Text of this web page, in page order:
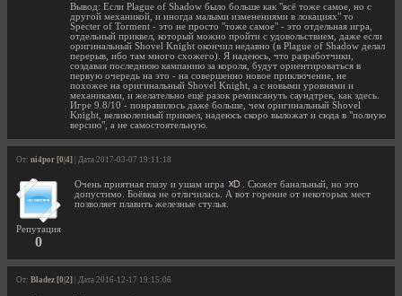
Вывод: Если Plague of Shadow было больше как "всё тоже самое, но с
другой механикой, и иногда малыми изменениями в локациях" то
Specter of Torment - это не просто "тоже самое" - это отдельная игра,
отдельный приквел, который можно пройти с удовольствием, даже если
оригинальный Shovel Knight окончил недавно (в Plague of Shadow делал
перерыв, ибо там много схожего). Я надеюсь, что разработчики,
создавая последнюю кампанию за короля, будут ориентироваться в
первую очередь на это - на совершенно новое приключение, не
похожее на оригинальный Shovel Knight, а с новыми уровнями и
механиками, и желательно ещё разок ремиксануть саундтрек, как здесь.
Игре 9.8/10 - понравилось даже больше, чем оригинальный Shovel
Knight, великолепный приквел, надеюсь скоро выложат и сюда в "полную
версию", а не самостоятельную.
От: ni4por [0|4] | Дата 2017-03-07 19:11:18
Репутация
0
Очень приятная глазу и ушам игра
. Сюжет банальный, но это
допустимо. Боёвка не отличилась. А вот горение от некоторых мест
позволяет плавить железные стулья.
От: Bladez [0|2] | Дата 2016-12-17 19:15:06